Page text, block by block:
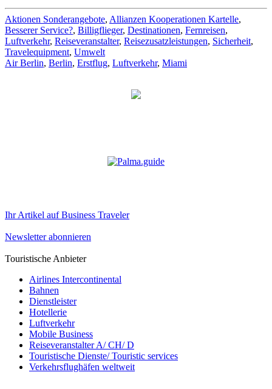
Aktionen Sonderangebote, Allianzen Kooperationen Kartelle,
Besserer Service?, Billigflieger, Destinationen, Fernreisen,
Luftverkehr, Reiseveranstalter, Reisezusatzleistungen, Sicherheit,
Travelequipment, Umwelt
Air Berlin, Berlin, Erstflug, Luftverkehr, Miami
Ihr Artikel auf Business Traveler
Newsletter abonnieren
Touristische Anbieter
Airlines Intercontinental
Bahnen
Dienstleister
Hotellerie
Luftverkehr
Mobile Business
Reiseveranstalter A/ CH/ D
Touristische Dienste/ Touristic services
Verkehrsflughäfen weltweit